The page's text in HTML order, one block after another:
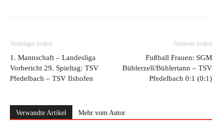
Vorheriger Artikel
1. Mannschaft – Landesliga
Vorbericht 29. Spieltag: TSV
Pfedelbach – TSV Ilshofen
Nächster Artikel
Fußball Frauen: SGM
Bühlerzell/Bühlertann – TSV
Pfedelbach 0:1 (0:1)
Verwandte Artikel Mehr vom Autor